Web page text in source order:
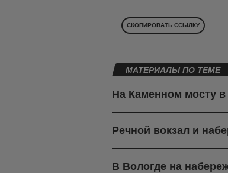
СКОПИРОВАТЬ ССЫЛКУ
МАТЕРИАЛЫ ПО ТЕМЕ
На Каменном мосту в
Речной вокзал и
В Вологде на